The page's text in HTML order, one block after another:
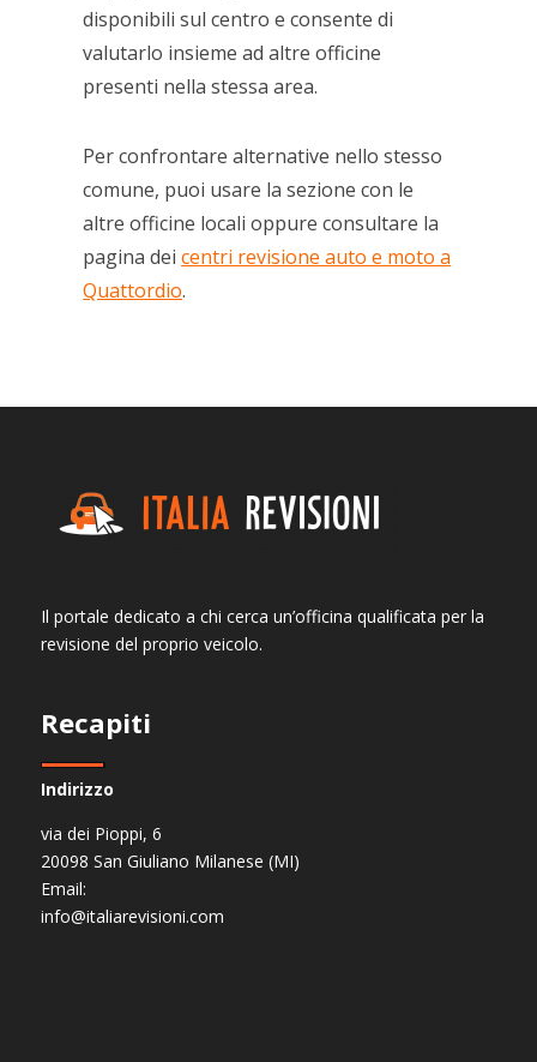
disponibili sul centro e consente di
valutarlo insieme ad altre officine
presenti nella stessa area.
Per confrontare alternative nello stesso
comune, puoi usare la sezione con le
altre officine locali oppure consultare la
pagina deicentri revisione auto e moto a
Quattordio.
Il portale dedicato a chi cerca un’officina qualificata per la
revisione del proprio veicolo.
Recapiti
Indirizzo
via dei Pioppi, 6
20098 San Giuliano Milanese (MI)
Email:
info@italiarevisioni.com